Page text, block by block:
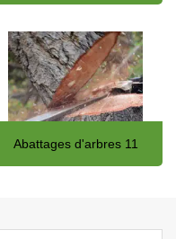
Abattages d'arbres 11